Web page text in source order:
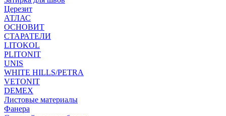
Церезит
АТЛАС
ОСНОВИТ
СТАРАТЕЛИ
LITOKOL
PLITONIT
UNIS
WHITE HILLS/PETRA
VETONIT
DEMEX
Листовые материалы
Фанера